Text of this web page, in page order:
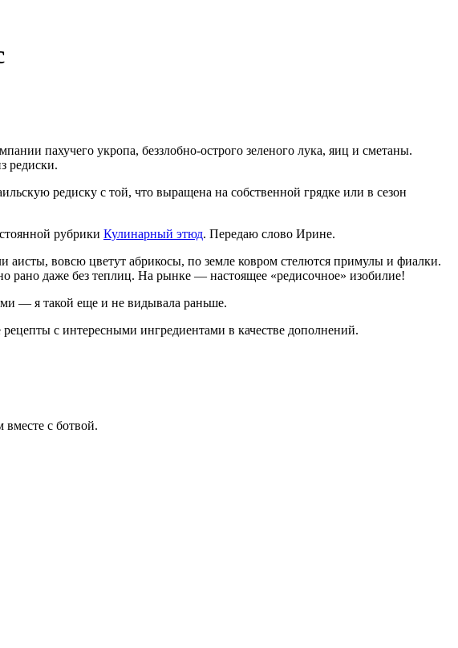
пахучего укропа, беззлобно-острого зеленого лука, яиц и сметаны.
редиски.
редиску с той, что выращена на собственной грядке или в сезон
рубрики Кулинарный этюд. Передаю слово Ирине.
аисты, вовсю цветут абрикосы, по земле ковром стелются примулы и фиалки.
рано даже без теплиц. На рынке — настоящее «редисочное» изобилие!
— я такой еще и не видывала раньше.
с интересными ингредиентами в качестве дополнений.
вместе с ботвой.